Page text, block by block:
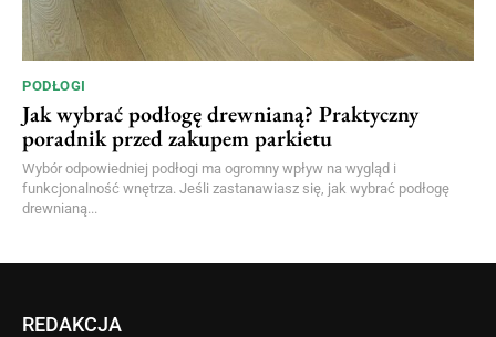
PODŁOGI
Jak wybrać podłogę drewnianą? Praktyczny
poradnik przed zakupem parkietu
Wybór odpowiedniej podłogi ma ogromny wpływ na wygląd i
funkcjonalność wnętrza. Jeśli zastanawiasz się, jak wybrać podłogę
drewnianą...
REDAKCJA